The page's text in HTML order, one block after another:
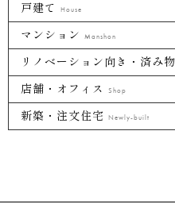
戸建て House
マンション Manshon
リノベーション向き・済み
店舗・オフィス Shop
新築・注文住宅 Newly-built